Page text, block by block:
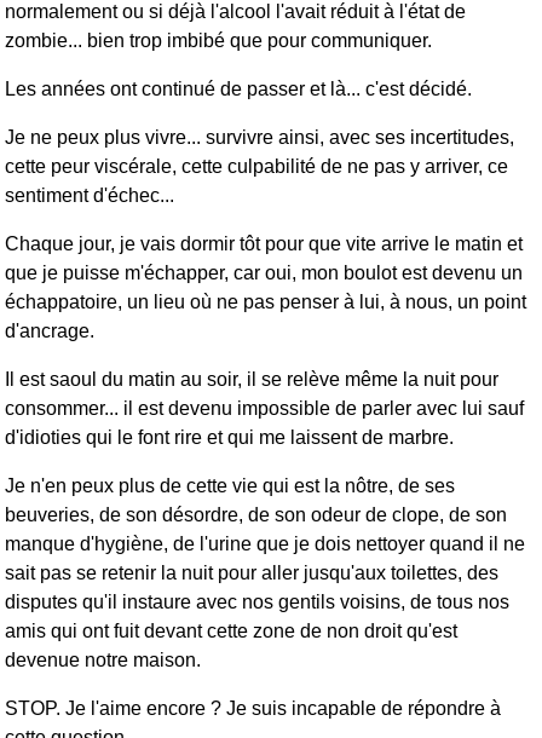
normalement ou si déjà l'alcool l'avait réduit à l'état de
zombie... bien trop imbibé que pour communiquer.
Les années ont continué de passer et là... c'est décidé.
Je ne peux plus vivre... survivre ainsi, avec ses incertitudes,
cette peur viscérale, cette culpabilité de ne pas y arriver, ce
sentiment d'échec...
Chaque jour, je vais dormir tôt pour que vite arrive le matin et
que je puisse m'échapper, car oui, mon boulot est devenu un
échappatoire, un lieu où ne pas penser à lui, à nous, un point
d'ancrage.
Il est saoul du matin au soir, il se relève même la nuit pour
consommer... il est devenu impossible de parler avec lui sauf
d'idioties qui le font rire et qui me laissent de marbre.
Je n'en peux plus de cette vie qui est la nôtre, de ses
beuveries, de son désordre, de son odeur de clope, de son
manque d'hygiène, de l'urine que je dois nettoyer quand il ne
sait pas se retenir la nuit pour aller jusqu'aux toilettes, des
disputes qu'il instaure avec nos gentils voisins, de tous nos
amis qui ont fuit devant cette zone de non droit qu'est
devenue notre maison.
STOP. Je l'aime encore ? Je suis incapable de répondre à